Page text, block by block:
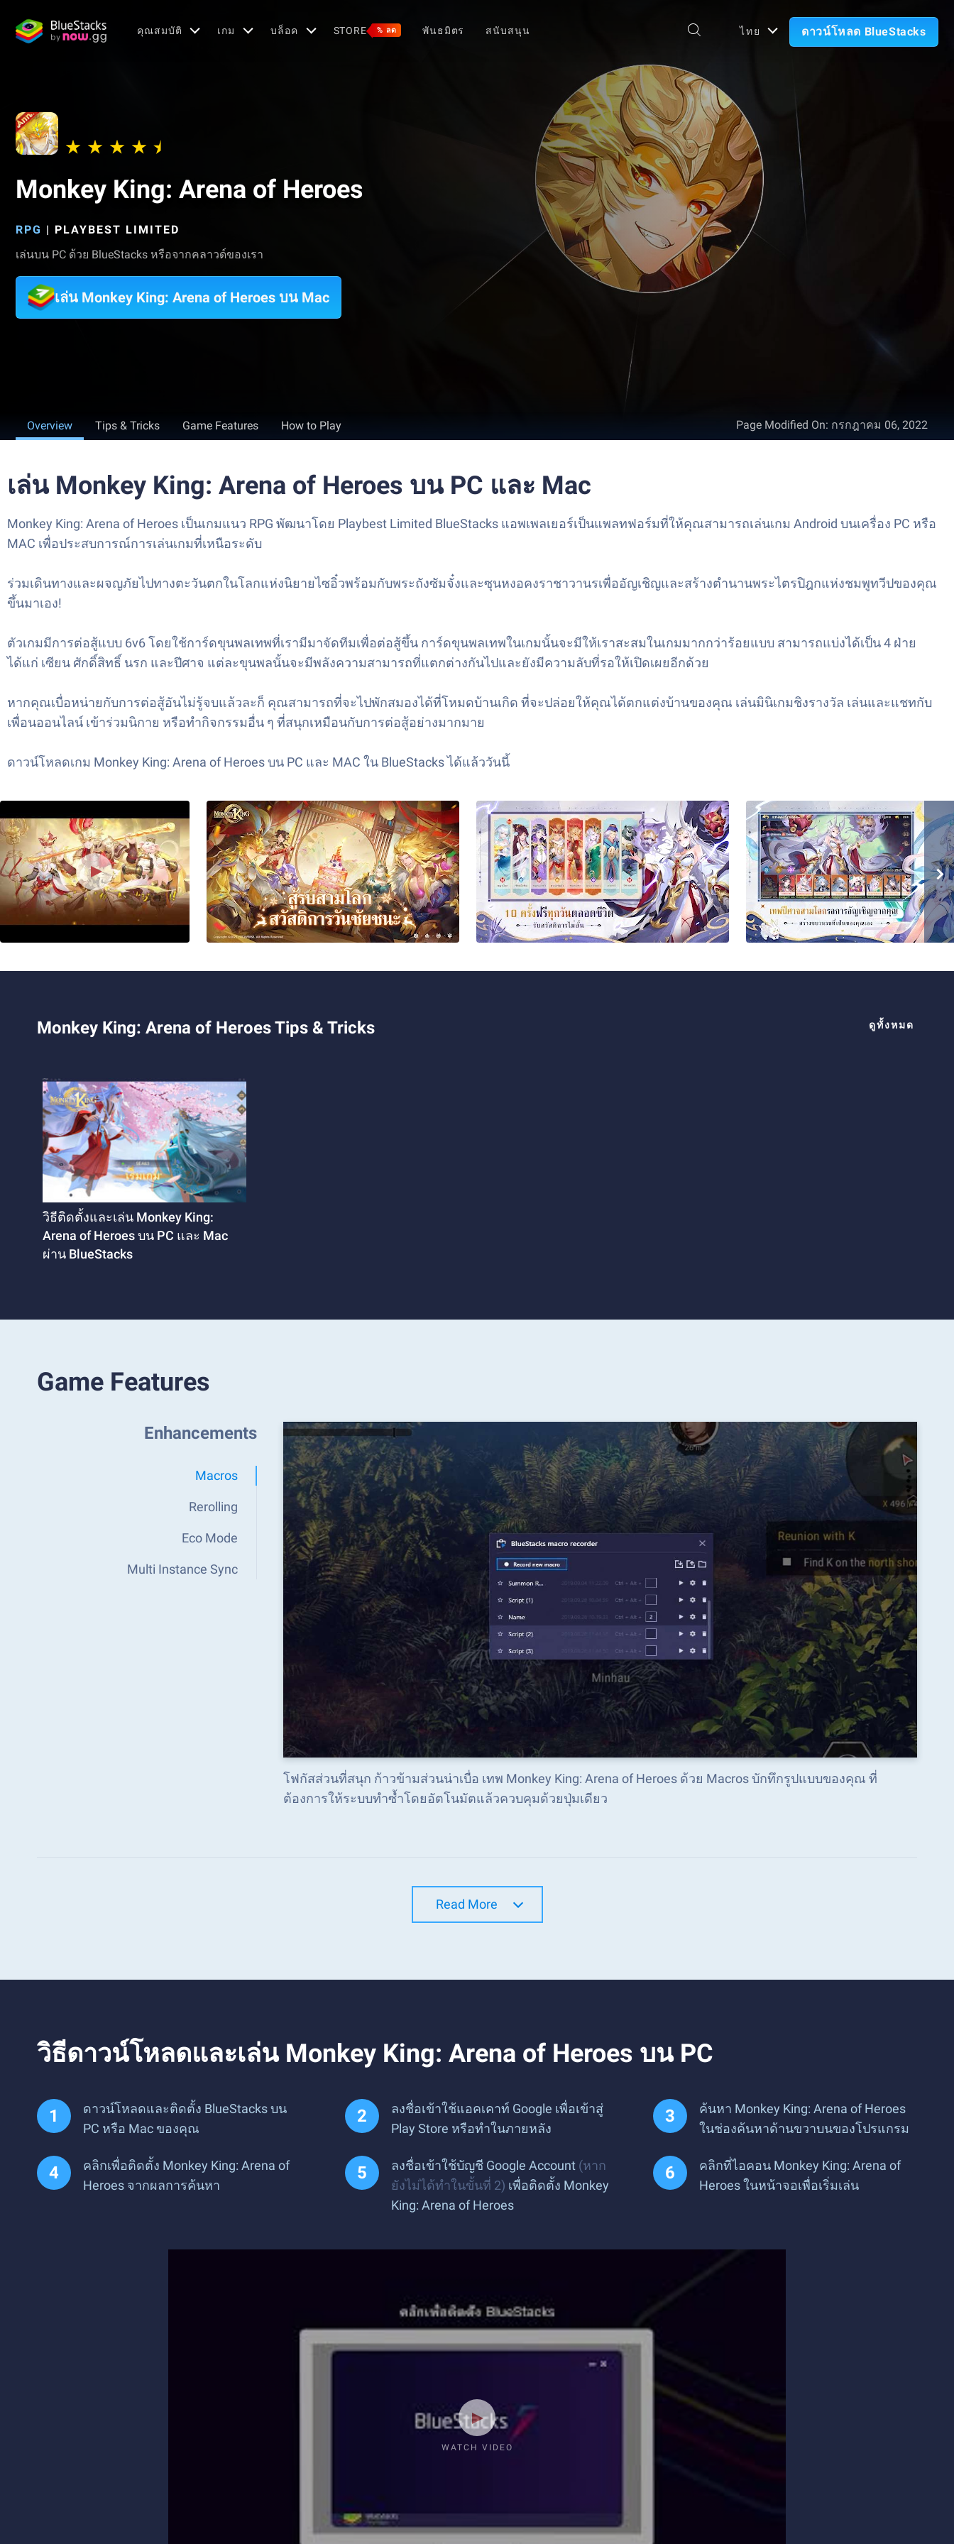
คุณสมบัติ เกม บล็อค STORE % ลด พันธมิตร สนับสนุน ไทย ดาวน์โหลด BlueStacks
Monkey King: Arena of Heroes
RPG | PLAYBEST LIMITED
เล่นบน PC ด้วย BlueStacks หรือจากคลาวด์ของเรา
เล่น Monkey King: Arena of Heroes บน Mac
Overview Tips & Tricks Game Features How to Play Page Modified On: กรกฎาคม 06, 2022
เล่น Monkey King: Arena of Heroes บน PC และ Mac
Monkey King: Arena of Heroes เป็นเกมแนว RPG พัฒนาโดย Playbest Limited BlueStacks แอพเพลเยอร์เป็นแพลทฟอร์มที่ให้คุณสามารถเล่นเกม Android บนเครื่อง PC หรือ
MAC เพื่อประสบการณ์การเล่นเกมที่เหนือระดับ
ร่วมเดินทางและผจญภัยไปทางตะวันตกในโลกแห่งนิยายไซอิ๋วพร้อมกับพระถังซัมจั๋งและซุนหงอคงราชาวานรเพื่ออัญเชิญและสร้างตำนานพระไตรปิฎกแห่งชมพูทวีปของคุณ
ขึ้นมาเอง!
ตัวเกมมีการต่อสู้แบบ 6v6 โดยใช้การ์ดขุนพลเทพที่เรามีมาจัดทีมเพื่อต่อสู้ขึ้น การ์ดขุนพลเทพในเกมนั้นจะมีให้เราสะสมในเกมมากกว่าร้อยแบบ สามารถแบ่งได้เป็น 4 ฝ่าย
ได้แก่ เซียน ศักดิ์สิทธิ์ นรก และปีศาจ แต่ละขุนพลนั้นจะมีพลังความสามารถที่แตกต่างกันไปและยังมีความลับที่รอให้เปิดเผยอีกด้วย
หากคุณเบื่อหน่ายกับการต่อสู้อันไม่รู้จบแล้วละก็ คุณสามารถที่จะไปพักสมองได้ที่โหมดบ้านเกิด ที่จะปล่อยให้คุณได้ตกแต่งบ้านของคุณ เล่นมินิเกมชิงรางวัล เล่นและแชทกับ
เพื่อนออนไลน์ เข้าร่วมนิกาย หรือทำกิจกรรมอื่น ๆ ที่สนุกเหมือนกับการต่อสู้อย่างมากมาย
ดาวน์โหลดเกม Monkey King: Arena of Heroes บน PC และ MAC ใน BlueStacks ได้แล้ววันนี้
Monkey King: Arena of Heroes Tips & Tricks ดูทั้งหมด
วิธีติดตั้งและเล่น Monkey King:
Arena of Heroes บน PC และ Mac
ผ่าน BlueStacks
Game Features
Enhancements
Macros
Rerolling
Eco Mode
Multi Instance Sync
โฟกัสส่วนที่สนุก ก้าวข้ามส่วนน่าเบื่อ เทพ Monkey King: Arena of Heroes ด้วย Macros บักทึกรูปแบบของคุณ ที่
ต้องการให้ระบบทำซ้ำโดยอัตโนมัตแล้วควบคุมด้วยปุ่มเดียว
Read More
วิธีดาวน์โหลดและเล่น Monkey King: Arena of Heroes บน PC
ดาวน์โหลดและติดตั้ง BlueStacks บน
PC หรือ Mac ของคุณ
ลงชื่อเข้าใช้แอคเคาท์ Google เพื่อเข้าสู่
Play Store หรือทำในภายหลัง
ค้นหา Monkey King: Arena of Heroes
ในช่องค้นหาด้านขวาบนของโปรแกรม
คลิกเพื่อติดตั้ง Monkey King: Arena of
Heroes จากผลการค้นหา
ลงชื่อเข้าใช้บัญชี Google Account (หาก
ยังไม่ได้ทำในขั้นที่ 2) เพื่อติดตั้ง Monkey
King: Arena of Heroes
คลิกที่ไอคอน Monkey King: Arena of
Heroes ในหน้าจอเพื่อเริ่มเล่น
WATCH VIDEO